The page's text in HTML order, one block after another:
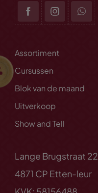
Assortiment
Cursussen
Blok van de maand
Uitverkoop
Show and Tell
Lange Brugstraat 22
4871 CP Etten-leur